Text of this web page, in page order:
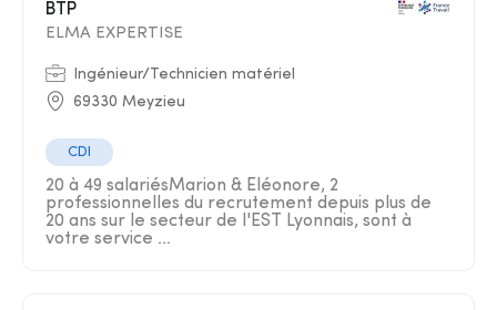
BTP
ELMA EXPERTISE
Ingénieur/Technicien matériel
69330 Meyzieu
CDI
20 à 49 salariésMarion & Eléonore, 2
professionnelles du recrutement depuis plus de
20 ans sur le secteur de l'EST Lyonnais, sont à
votre service ...